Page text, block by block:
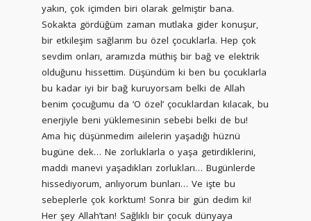
yakın, çok içimden biri olarak gelmiştir bana.
Sokakta gördüğüm zaman mutlaka gider konuşur,
bir etkileşim sağlarım bu özel çocuklarla. Hep çok
sevdim onları, aramızda müthiş bir bağ ve elektrik
olduğunu hissettim. Düşündüm ki ben bu çocuklarla
bu kadar iyi bir bağ kuruyorsam belki de Allah
benim çocuğumu da ‘O özel’ çocuklardan kılacak, bu
enerjiyle beni yüklemesinin sebebi belki de bu!
Ama hiç düşünmedim ailelerin yaşadığı hüznü
bugüne dek… Ne zorluklarla o yaşa getirdiklerini,
maddi manevi yaşadıkları zorlukları… Bugünlerde
hissediyorum, anlıyorum bunları… Ve işte bu
sebeplerle çok korktum! Sonra bir gün dedim ki!
Her şey Allah’tan! Sağlıklı bir çocuk dünyaya